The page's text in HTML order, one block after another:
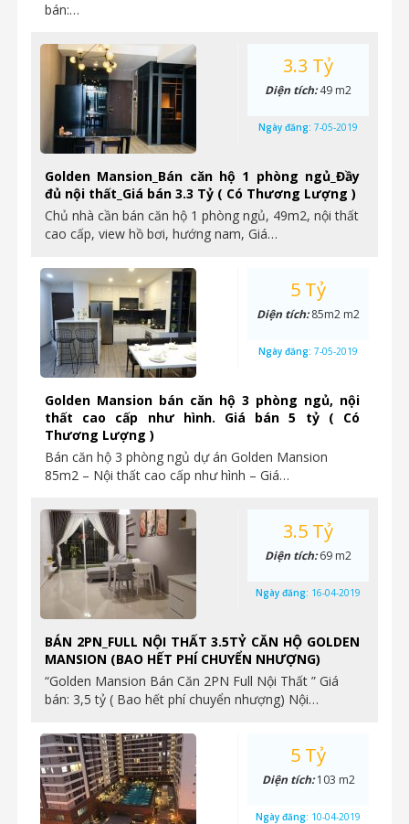
bán:…
Golden Mansion_Bán căn hộ 1 phòng ngủ_Đầy
đủ nội thất_Giá bán 3.3 Tỷ ( Có Thương Lượng )
Chủ nhà cần bán căn hộ 1 phòng ngủ, 49m2, nội thất
cao cấp, view hồ bơi, hướng nam, Giá…
3.3 Tỷ
Diện tích:49 m2
Ngày đăng: 7-05-2019
Golden Mansion bán căn hộ 3 phòng ngủ, nội
thất cao cấp như hình. Giá bán 5 tỷ ( Có
Thương Lượng )
Bán căn hộ 3 phòng ngủ dự án Golden Mansion
85m2 – Nội thất cao cấp như hình – Giá…
5 Tỷ
Diện tích:85m2 m2
Ngày đăng: 7-05-2019
BÁN 2PN_FULL NỘI THẤT 3.5TỶ CĂN HỘ GOLDEN
MANSION (BAO HẾT PHÍ CHUYỂN NHƯỢNG)
“Golden Mansion Bán Căn 2PN Full Nội Thất ” Giá
bán: 3,5 tỷ ( Bao hết phí chuyển nhượng) Nội…
3.5 Tỷ
Diện tích:69 m2
Ngày đăng: 16-04-2019
5 Tỷ
Diện tích:103 m2
Ngày đăng: 10-04-2019